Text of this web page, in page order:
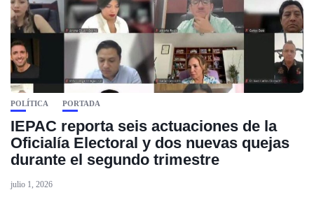
POLÍTICA PORTADA
IEPAC reporta seis actuaciones de la
Oficialía Electoral y dos nuevas quejas
durante el segundo trimestre
julio 1, 2026